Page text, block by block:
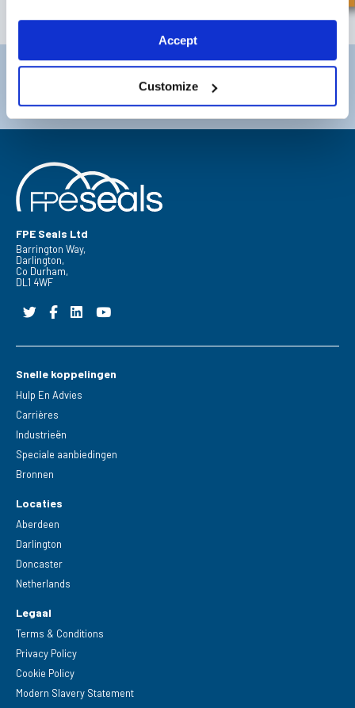
Accept
Customize
Darlington
+44 (0) 1325 282732
Email:sales@fpeseals.com
Doncaster
Telefoon:
Email:
FPE Seals Ltd
Barrington Way,
Darlington,
Co Durham,
DL1 4WF
Snelle koppelingen
Hulp En Advies
Carrières
Industrieën
Speciale aanbiedingen
Bronnen
Locaties
Aberdeen
Darlington
Doncaster
Netherlands
Legaal
Terms & Conditions
Privacy Policy
Cookie Policy
Modern Slavery Statement